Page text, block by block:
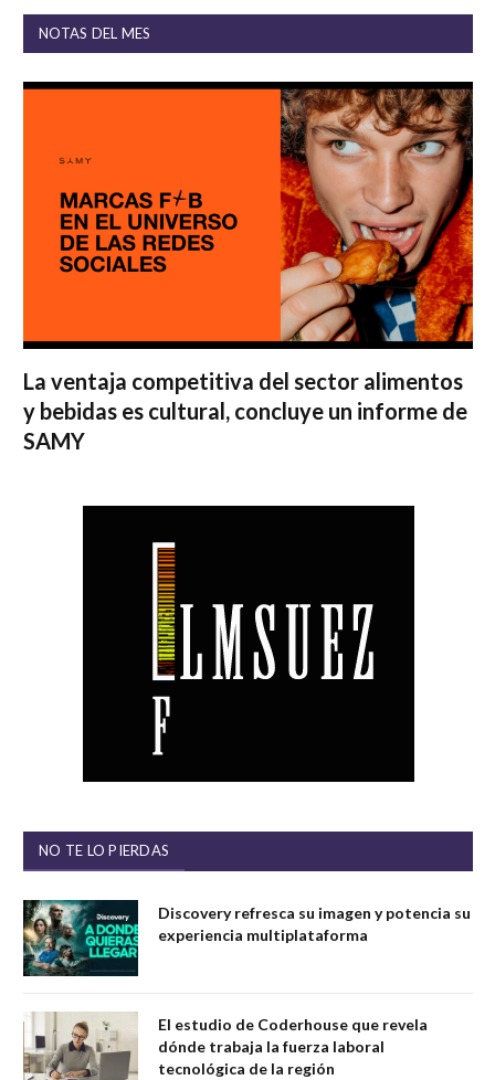
NOTAS DEL MES
La ventaja competitiva del sector alimentos
y bebidas es cultural, concluye un informe de
SAMY
NO TE LO PIERDAS
Discovery refresca su imagen y potencia su
experiencia multiplataforma
El estudio de Coderhouse que revela
dónde trabaja la fuerza laboral
tecnológica de la región